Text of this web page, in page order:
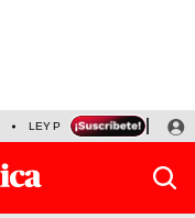
LEY PULPÍN PRECIO DEL